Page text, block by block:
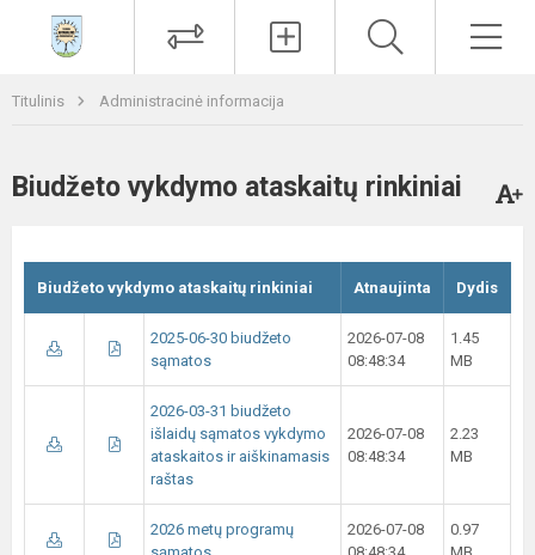
Titulinis Administracinė informacija
Biudžeto vykdymo ataskaitų rinkiniai
Biudžeto vykdymo ataskaitų rinkiniai Atnaujinta Dydis
2025-06-30 biudžeto
sąmatos
2026-07-08
08:48:34
1.45
MB
2026-03-31 biudžeto
išlaidų sąmatos vykdymo
ataskaitos ir aiškinamasis
raštas
2026-07-08
08:48:34
2.23
MB
2026 metų programų
2026-07-08
0.97